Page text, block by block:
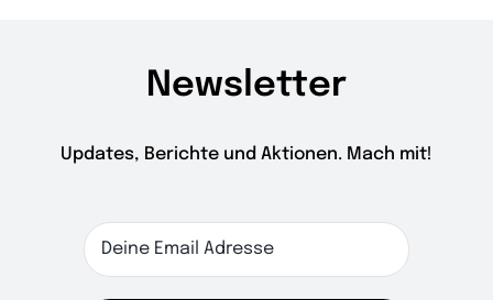
Newsletter
Updates, Berichte und Aktionen. Mach mit!